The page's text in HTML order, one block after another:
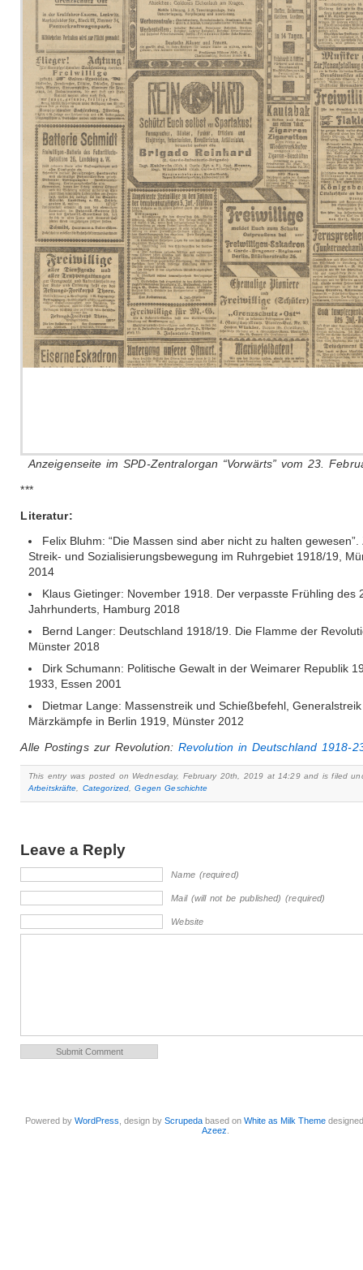
Anzeigenseite im SPD-Zentralorgan “Vorwärts” vom 23.
***
Literatur:
Felix Bluhm: “Die Massen sind aber nicht zu halten gewesen”.
Streik- und Sozialisierungsbewegung im Ruhrgebiet 1918/19,
2014
Klaus Gietinger: November 1918. Der verpasste Frühling des
Jahrhunderts, Hamburg 2018
Bernd Langer: Deutschland 1918/19. Die Flamme der
Münster 2018
Dirk Schumann: Politische Gewalt in der Weimarer Republik
1933, Essen 2001
Dietmar Lange: Massenstreik und Schießbefehl,
Märzkämpfe in Berlin 1919, Münster 2012
Alle Postings zur Revolution: Revolution in Deutschland 1918-
This entry was posted on Wednesday, February 20th, 2019 at 14:29 and is filed
Arbeitskräfte
Categorized,Gegen Geschichte
Leave a Reply
Name (required)
Mail (will not be published) (required)
Website
Powered byWordPress , design byScrupeda based onWhite as Milk Theme
Azeez